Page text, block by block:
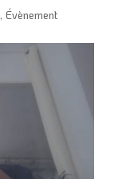
, Évènement